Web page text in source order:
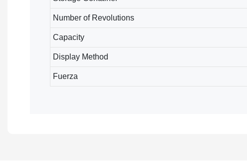
Number of Revolutions
Capacity
Display Method
Fuerza